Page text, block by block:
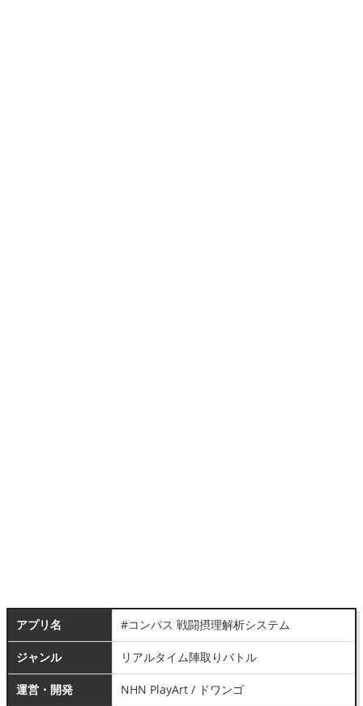
アプリ名 #コンパス 戦闘摂理解析システム
ジャンル リアルタイム陣取りバトル
運営・開発 NHN PlayArt / ドワンゴ